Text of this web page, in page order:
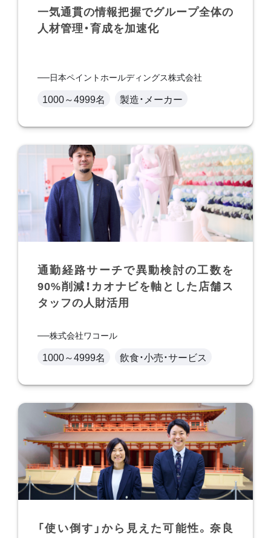
一気通貫の情報把握でグループ全体の
人材管理・育成を加速化
日本ペイントホールディングス株式会社
1000～4999名 製造・メーカー
通勤経路サーチで異動検討の工数を
90%削減！カオナビを軸とした店舗ス
タッフの人財活用
株式会社ワコール
1000～4999名 飲食・小売・サービス
「使い倒す」から見えた可能性。奈良